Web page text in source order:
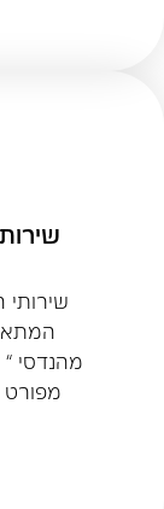
שירותי
מהנדסי
מפורט